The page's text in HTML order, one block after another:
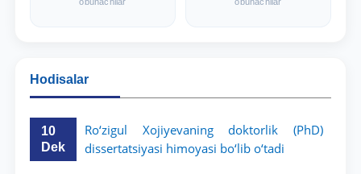
Hodisalar
10
Dek
Ro‘zigul Xojiyevaning doktorlik (PhD)
dissertatsiyasi himoyasi bo‘lib o‘tadi